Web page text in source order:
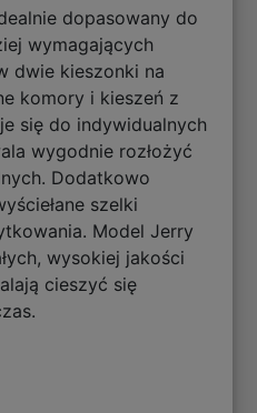
dopasowany do
wymagających
dwie kieszonki na
komory i kieszeń z
się do indywidualnych
wygodnie rozłożyć
Dodatkowo
szelki
Model Jerry
wysokiej jakości
cieszyć się